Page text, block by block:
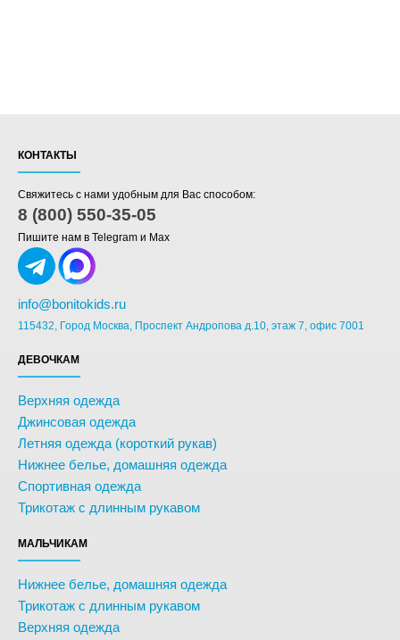
КОНТАКТЫ
Свяжитесь с нами удобным для Вас способом:
8 (800) 550-35-05
Пишите нам в Telegram и Max
info@bonitokids.ru
115432, Город Москва, Проспект Андропова д.10, этаж 7, офис 7001
ДЕВОЧКАМ
Верхняя одежда
Джинсовая одежда
Летняя одежда (короткий рукав)
Нижнее белье, домашняя одежда
Спортивная одежда
Трикотаж с длинным рукавом
МАЛЬЧИКАМ
Нижнее белье, домашняя одежда
Трикотаж с длинным рукавом
Верхняя одежда